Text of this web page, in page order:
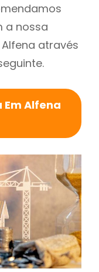
a nossa
através
Alfena